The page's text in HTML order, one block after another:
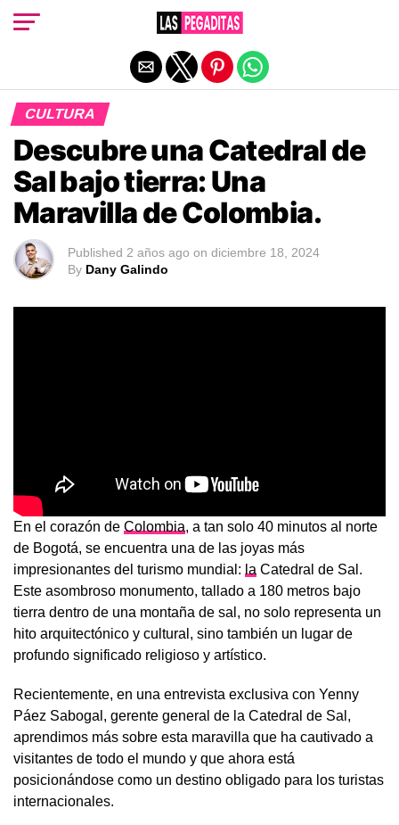
CULTURA
Descubre una Catedral de
Sal bajo tierra: Una
Maravilla de Colombia.
Published 2 años ago on diciembre 18, 2024
By Dany Galindo
En el corazón de Colombia, a tan solo 40 minutos al norte
de Bogotá, se encuentra una de las joyas más
impresionantes del turismo mundial: la Catedral de Sal.
Este asombroso monumento, tallado a 180 metros bajo
tierra dentro de una montaña de sal, no solo representa un
hito arquitectónico y cultural, sino también un lugar de
profundo significado religioso y artístico.
Recientemente, en una entrevista exclusiva con Yenny
Páez Sabogal, gerente general de la Catedral de Sal,
aprendimos más sobre esta maravilla que ha cautivado a
visitantes de todo el mundo y que ahora está
posicionándose como un destino obligado para los turistas
internacionales.
Salir de la versión móvil